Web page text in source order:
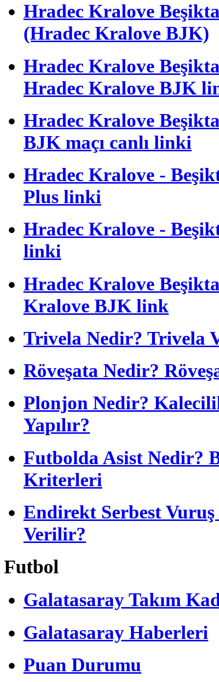
Hradec Kralove
(Hradec Kralove BJK)
Hradec Kralove
Hradec Kralove BJK
Hradec Kralove
BJK maçı canlı linki
Hradec Kralove -
Plus linki
Hradec Kralove -
linki
Hradec Kralove
Kralove BJK link
Trivela Nedir? Trivela
Röveşata Nedir?
Plonjon Nedir?
Yapılır?
Futbolda Asist Nedir?
Kriterleri
Endirekt Serbest
Verilir?
Futbol
Galatasaray Takım
Galatasaray Haberleri
Puan Durumu